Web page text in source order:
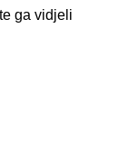
ga vidjeli